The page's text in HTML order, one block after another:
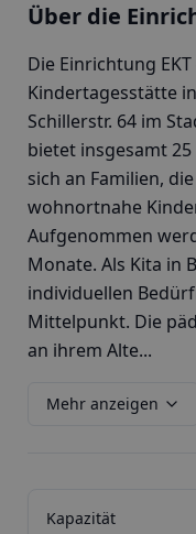
Über die
Die Einrichtung
Kindertagesstätte
Schillerstr. 64 im
bietet insgesamt
sich an Familien,
wohnortnahe
Aufgenommen
Monate. Als Kita in
individuellen
Mittelpunkt. Die
an ihrem Alte...
Mehr anzeigen
Kapazität